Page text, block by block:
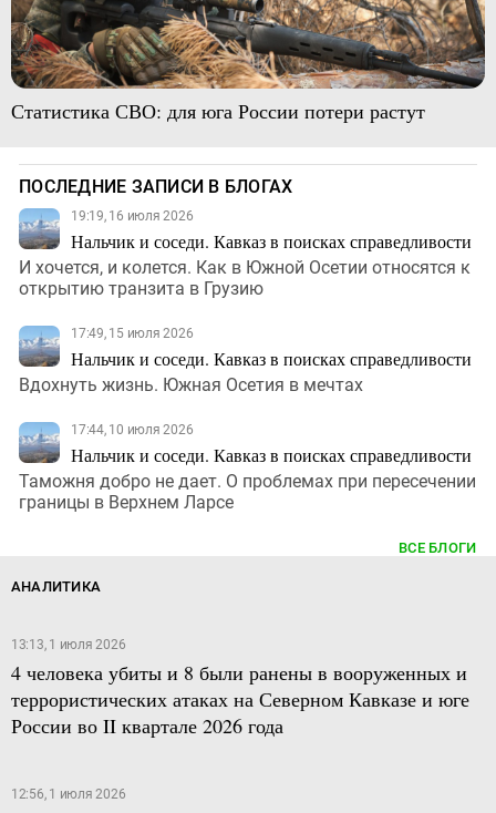
Статистика СВО: для юга России потери растут
ПОСЛЕДНИЕ ЗАПИСИ В БЛОГАХ
19:19, 16 июля 2026
Нальчик и соседи. Кавказ в поисках справедливости
И хочется, и колется. Как в Южной Осетии относятся к
открытию транзита в Грузию
17:49, 15 июля 2026
Нальчик и соседи. Кавказ в поисках справедливости
Вдохнуть жизнь. Южная Осетия в мечтах
17:44, 10 июля 2026
Нальчик и соседи. Кавказ в поисках справедливости
Таможня добро не дает. О проблемах при пересечении
границы в Верхнем Ларсе
ВСЕ БЛОГИ
АНАЛИТИКА
13:13, 1 июля 2026
4 человека убиты и 8 были ранены в вооруженных и
террористических атаках на Северном Кавказе и юге
России во II квартале 2026 года
12:56, 1 июля 2026